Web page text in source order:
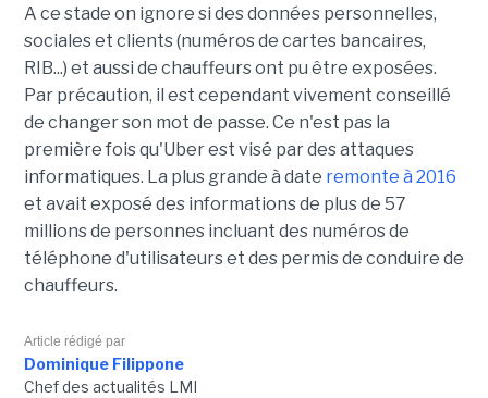
A ce stade on ignore si des données personnelles,
sociales et clients (numéros de cartes bancaires,
RIB...) et aussi de chauffeurs ont pu être exposées.
Par précaution, il est cependant vivement conseillé
de changer son mot de passe. Ce n'est pas la
première fois qu'Uber est visé par des attaques
informatiques. La plus grande à date remonte à 2016
et avait exposé des informations de plus de 57
millions de personnes incluant des numéros de
téléphone d'utilisateurs et des permis de conduire de
chauffeurs.
Article rédigé par
Dominique Filippone
Chef des actualités LMI